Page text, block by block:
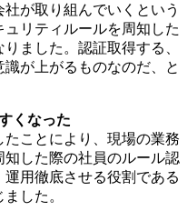
が取り組んでいくという
リティルールを周知した
ました。認証取得する、
が上がるものなのだ、と
くなった
ことにより、現場の業務
した際の社員のルール認
用徹底させる役割である
した。